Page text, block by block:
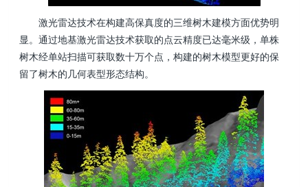
激光雷达技术在构建高保真度的三维树木建模方面优势明
显。通过地基激光雷达技术获取的点云精度已达毫米级，单株
树木经单站扫描可获取数十万个点，构建的树木模型更好的保
留了树木的几何表型形态结构。